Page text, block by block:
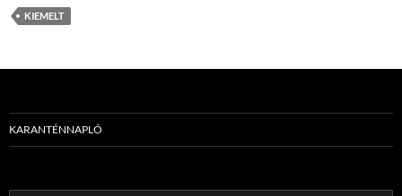
KIEMELT
KARANTÉNNAPLÓ